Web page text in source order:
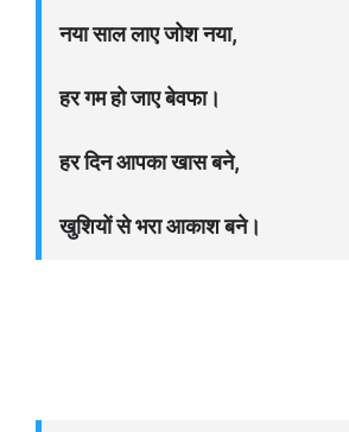
नया साल लाए जोश नया,
हर गम हो जाए बेवफा।
हर दिन आपका खास बने,
खुशियों से भरा आकाश बने।